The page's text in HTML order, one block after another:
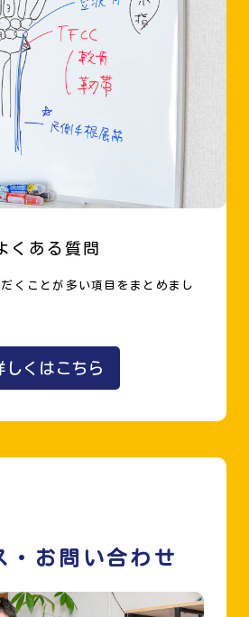
くある質問
くことが多い項目をまとめまし
しくはこちら
・お問い合わせ